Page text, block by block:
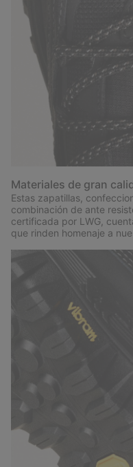
Materiales de gran
Estas zapatillas,
combinación de ante
certificada por LWG,
que rinden homenaje a